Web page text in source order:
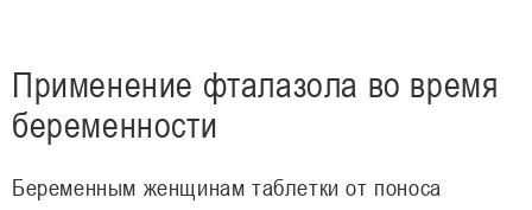
Применение фталазола во время
беременности
Беременным женщинам таблетки от поноса